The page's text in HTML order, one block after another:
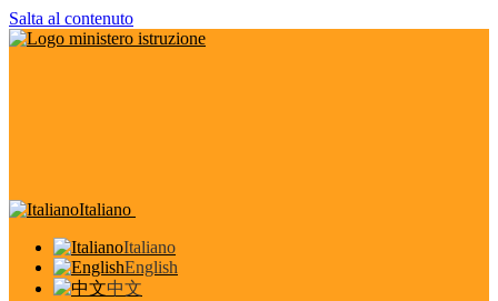
Salta al contenuto
Italiano
Italiano
English
中文